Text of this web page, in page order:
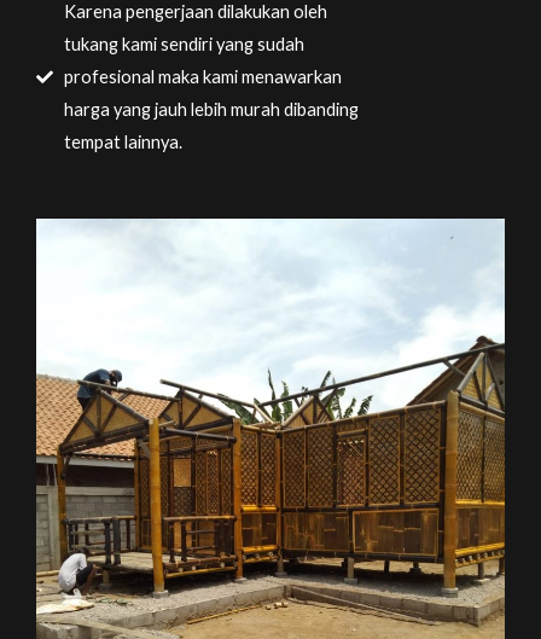
Karena pengerjaan dilakukan oleh
tukang kami sendiri yang sudah
profesional maka kami menawarkan
harga yang jauh lebih murah dibanding
tempat lainnya.